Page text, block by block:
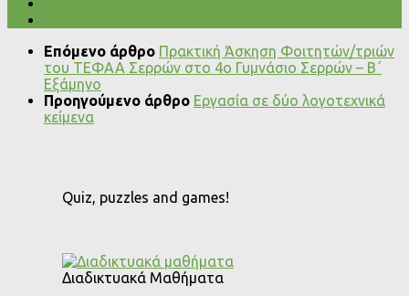
Επόμενο άρθρο Πρακτική Άσκηση Φοιτητών/τριών
του ΤΕΦΑΑ Σερρών στο 4ο Γυμνάσιο Σερρών – Β΄
Εξάμηνο
Προηγούμενο άρθρο Εργασία σε δύο λογοτεχνικά
κείμενα
Quiz, puzzles and games!
Διαδικτυακά Μαθήματα